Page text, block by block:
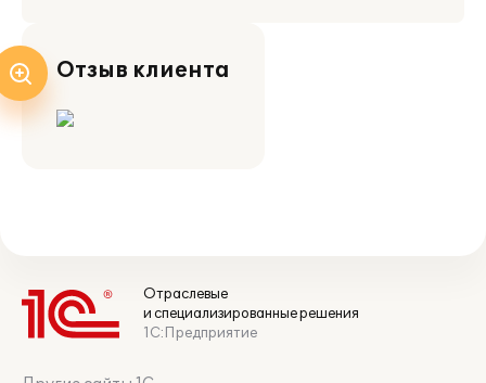
Отзыв клиента
Отраслевые
и специализированные решения
1С:Предприятие